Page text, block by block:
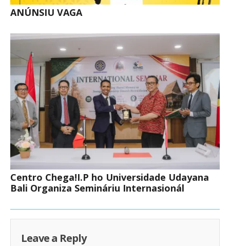
ANÚNSIU VAGA
Centro Chega!I.P ho Universidade Udayana
Bali Organiza Semináriu Internasionál
Leave a Reply